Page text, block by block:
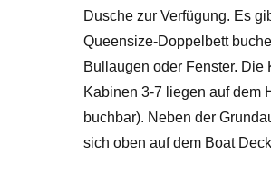
Dusche zur Verfügung. Es
Queensize-Doppelbett
Bullaugen oder Fenster.
Kabinen 3-7 liegen auf dem
buchbar). Neben der
sich oben auf dem Boat